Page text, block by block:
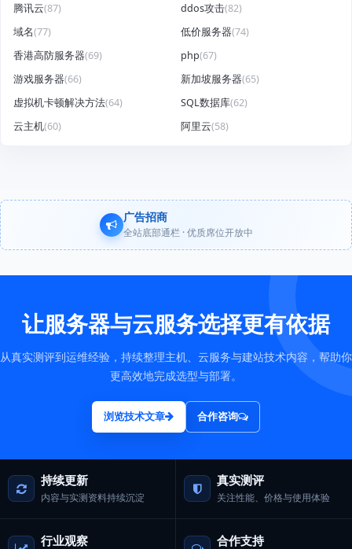
腾讯云(87) ddos攻击(82)
域名(77) 低价服务器(74)
香港高防服务器(69) php(67)
游戏服务器(66) 新加坡服务器(65)
虚拟机卡顿解决方法(64) SQL数据库(62)
云主机(60) 阿里云(58)
广告招商
全站底部通栏 · 优质席位开放中
让服务器与云服务选择更有依据
从真实测评到运维经验，持续整理主机、云服务与建站技术内容，帮助你
更高效地完成选型与部署。
浏览技术文章 合作咨询
持续更新
内容与实测资料持续沉淀
真实测评
关注性能、价格与使用体验
行业观察 合作支持